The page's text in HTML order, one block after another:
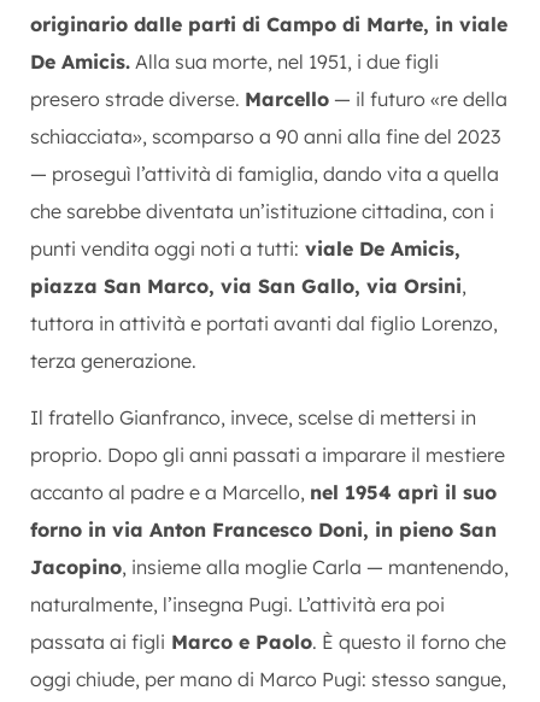
originario dalle parti di Campo di Marte, in viale
De Amicis. Alla sua morte, nel 1951, i due figli
presero strade diverse. Marcello — il futuro «re della
schiacciata», scomparso a 90 anni alla fine del 2023
— proseguì l’attività di famiglia, dando vita a quella
che sarebbe diventata un’istituzione cittadina, con i
punti vendita oggi noti a tutti: viale De Amicis,
piazza San Marco, via San Gallo, via Orsini,
tuttora in attività e portati avanti dal figlio Lorenzo,
terza generazione.
Il fratello Gianfranco, invece, scelse di mettersi in
proprio. Dopo gli anni passati a imparare il mestiere
accanto al padre e a Marcello, nel 1954 aprì il suo
forno in via Anton Francesco Doni, in pieno San
Jacopino, insieme alla moglie Carla — mantenendo,
naturalmente, l’insegna Pugi. L’attività era poi
passata ai figli Marco e Paolo. È questo il forno che
oggi chiude, per mano di Marco Pugi: stesso sangue,